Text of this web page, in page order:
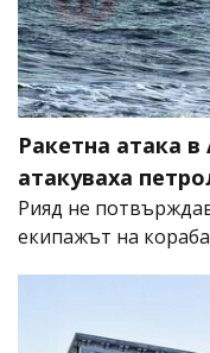
Ракетна атака
атакуваха
Рияд не
екипажът на